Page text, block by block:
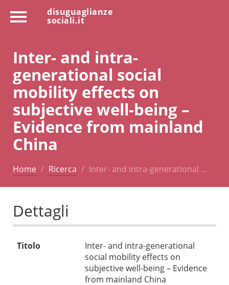
disuguaglianze
sociali.it
Inter- and intra-
generational social
mobility effects on
subjective well-being –
Evidence from mainland
China
Home Ricerca Inter- and intra-generational …
Dettagli
Titolo
Inter- and intra-generational
social mobility effects on
subjective well-being – Evidence
from mainland China